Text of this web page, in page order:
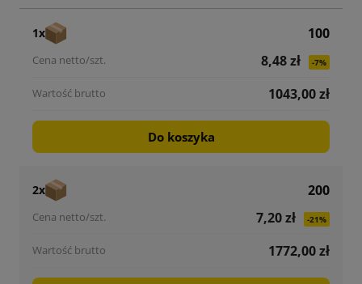
1x
100
8,48 zł
-7%
1043,00 zł
Do koszyka
2x
200
7,20 zł
-21%
1772,00 zł